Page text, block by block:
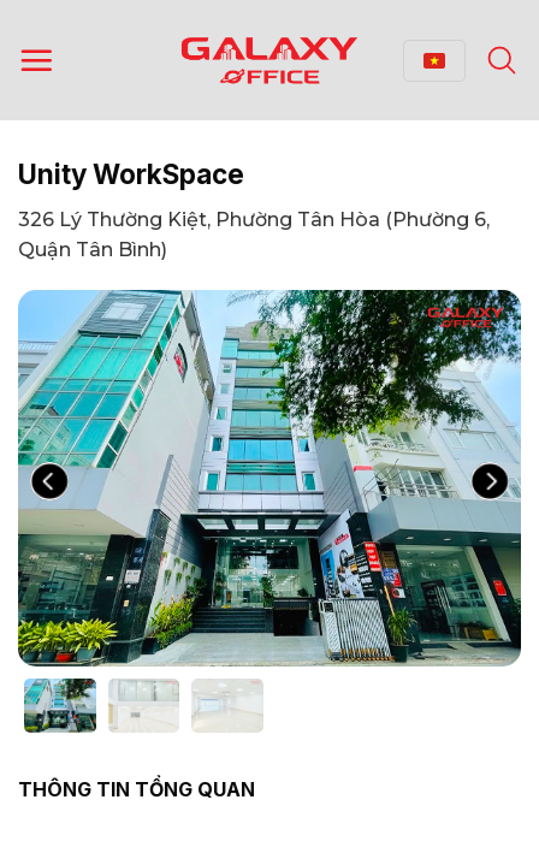
qua
nội
Unity WorkSpace
326 Lý Thường Kiệt, Phường Tân Hòa (Phường 6,
Quận Tân Bình)
THÔNG TIN TỔNG QUAN